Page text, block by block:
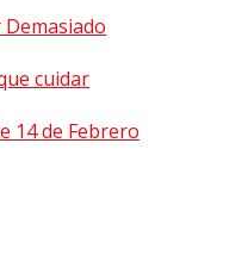
cuidar
14 de Febrero